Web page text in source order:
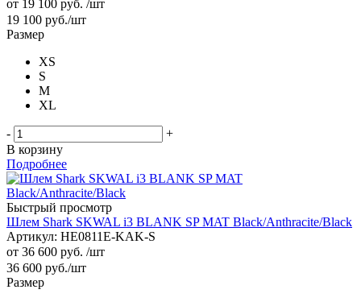
от 19 100 руб. /шт
19 100 руб./шт
Размер
XS
S
M
XL
-
+
В корзину
Подробнее
Быстрый просмотр
Шлем Shark SKWAL i3 BLANK SP MAT Black/Anthracite/Black
Артикул: HE0811E-KAK-S
от 36 600 руб. /шт
36 600 руб./шт
Размер